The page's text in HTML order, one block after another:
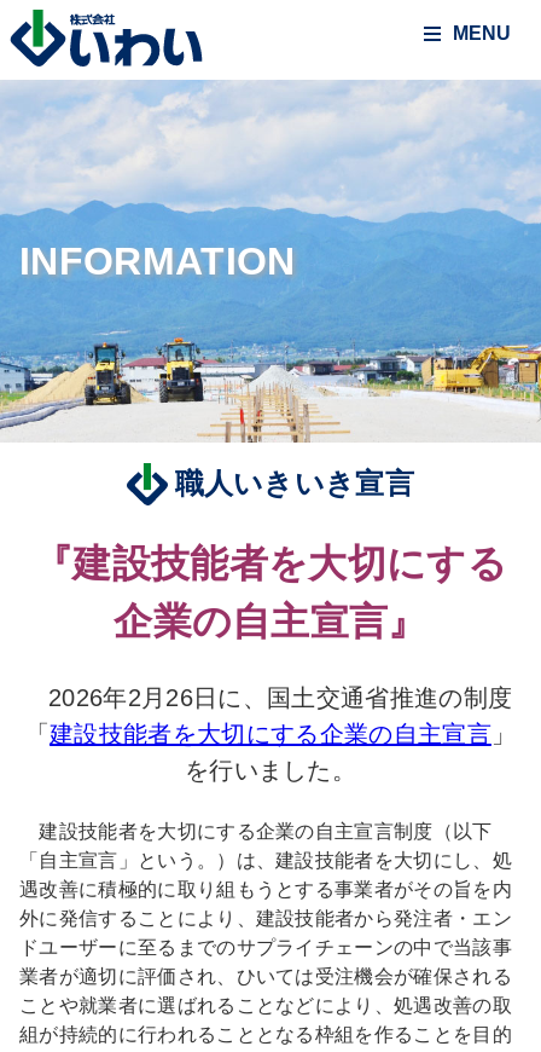
MENU
INFORMATION
職人いきいき宣言
『建設技能者を大切にする
企業の自主宣言』
2026年2月26日に、国土交通省推進の制度
「建設技能者を大切にする企業の自主宣言」
を行いました。
建設技能者を大切にする企業の自主宣言制度（以下
「自主宣言」という。）は、建設技能者を大切にし、処
遇改善に積極的に取り組もうとする事業者がその旨を内
外に発信することにより、建設技能者から発注者・エン
ドユーザーに至るまでのサプライチェーンの中で当該事
業者が適切に評価され、ひいては受注機会が確保される
ことや就業者に選ばれることなどにより、処遇改善の取
組が持続的に行われることとなる枠組を作ることを目的